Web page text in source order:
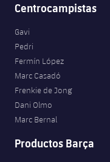
Centrocampistas
Gavi
Pedri
Fermín López
Marc Casadó
Frenkie de Jong
Dani Olmo
Marc Bernal
Productos Barça